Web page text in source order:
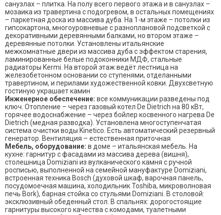
санузлах – плитка. На полу всего первого этажа и в санузлах –
мозаика из травертина с подогревом, в остальных помещениях
– паркетная доска из массива дуба. На 1-м этаже – потолки из
гипсокартона, многоуровневые с разноплановой подсветкой с
декоративными деревянными балками, но втором этаже –
деревянные потолки. Установлены итальянские
межкомнатные двери из массива дуба с эффектом старения,
ламинированные белые подоконники МДФ, стальные
радиаторы Kermi. На второй этаж ведёт лестница на
железобетонном основании со ступенями, отделанными
травертином, и перилами художественной ковки. Двухсветную
гостиную украшает камин
Инженерное обеспечение: все коммуникации разведены под
ключ. Отопление – через газовый котел De Dietrich на 80 кВт,
горячее водоснабжение – через бойлер косвенного нагрева De
Dietrich (медная разводка). Установлена многоступенчатая
система очистки воды Kinetico. Есть автоматический резервный
генератор. Вентиляция – естественная приточная
Мебель, оборудование: в доме – итальянская мебель. На
кухне: гарнитур с фасадами из массива дерева (вишня),
столешница Domiziani из вулканического камня с ручной
росписью, выполненной на семейной мануфактуре Domiziani,
встроенная техника Bosch (духовой шкаф, варочная панель,
посудомоечная машина, холодильник Toshiba, микроволновая
печь Bork), барная стойка со стульями Domiziani. В столовой:
эксклюзивный обеденный стол. В спальнях: дорогостоящие
гарнитуры высокого качества с комодами, туалетными